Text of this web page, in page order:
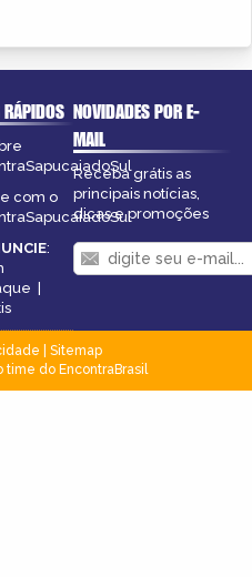
com o
:
|
NOVIDADES POR E-
MAIL
Receba grátis as
principais notícias,
dicas e promoções
Sitemap
do EncontraBrasil